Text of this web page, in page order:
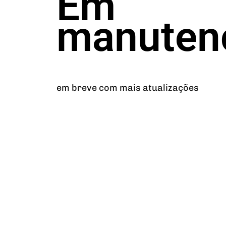
em breve com mais atualizações